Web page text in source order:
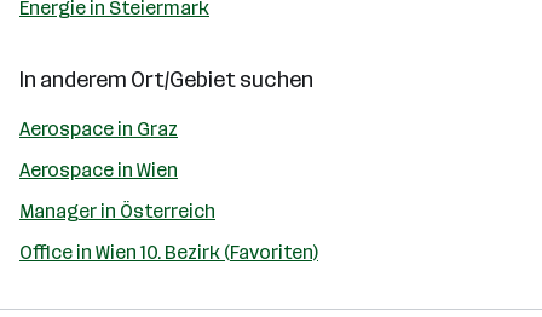
Energie in Steiermark
In anderem Ort/Gebiet suchen
Aerospace in Graz
Aerospace in Wien
Manager in Österreich
Office in Wien 10. Bezirk (Favoriten)